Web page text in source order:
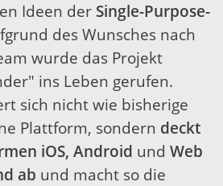
Ideen der Single-Purpose-
des Wunsches nach
wurde das Projekt
ins Leben gerufen.
sich nicht wie bisherige
Plattform, sondern deckt
iOS, Android und Web
ab und macht so die